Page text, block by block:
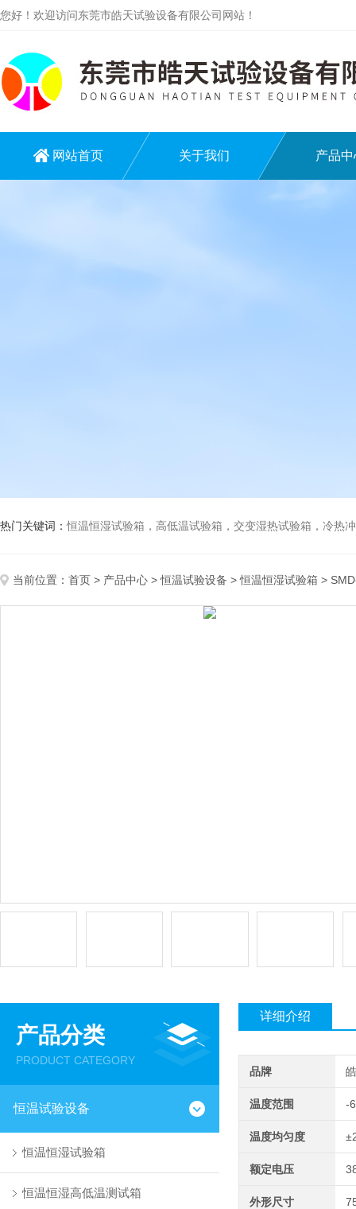
您好！欢迎访问东莞市皓天试验设备有限公司网站！
网站首页 关于我们 产品中
热门关键词：恒温恒湿试验箱，高低温试验箱，交变湿热试验箱，冷热冲击试验
当前位置： 首页 > 产品中心 >恒温试验设备 >恒温恒湿试验箱 >
产品分类
PRODUCT CATEGORY
恒温试验设备
恒温恒湿试验箱
恒温恒湿高低温测试箱
详细介绍
品牌
温度范围 -
温度均匀度
额定电压
外形尺寸